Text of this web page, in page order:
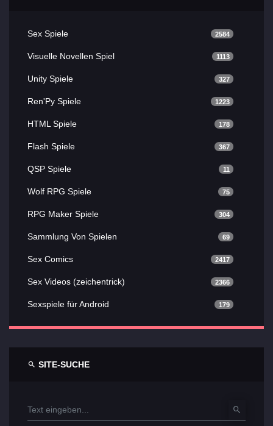
Sex Spiele 2584
Visuelle Novellen Spiel 1113
Unity Spiele 327
Ren'Py Spiele 1223
HTML Spiele 178
Flash Spiele 367
QSP Spiele 11
Wolf RPG Spiele 75
RPG Maker Spiele 304
Sammlung Von Spielen 69
Sex Comics 2417
Sex Videos (zeichentrick) 2366
Sexspiele für Android 179
SITE-SUCHE